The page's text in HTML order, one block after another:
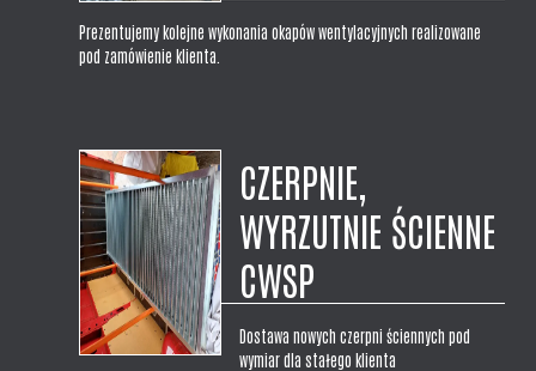
Prezentujemy kolejne wykonania okapów wentylacyjnych realizowane
pod zamówienie klienta.
CZERPNIE,
WYRZUTNIE ŚCIENNE
CWSP
Dostawa nowych czerpni ściennych pod
wymiar dla stałego klienta